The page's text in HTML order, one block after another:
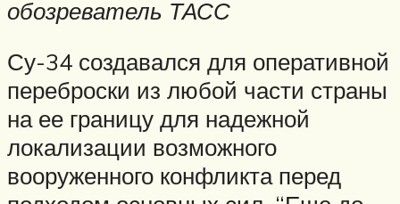
обозреватель ТАСС
Су-34 создавался для оперативной
переброски из любой части страны
на ее границу для надежной
локализации возможного
вооруженного конфликта перед